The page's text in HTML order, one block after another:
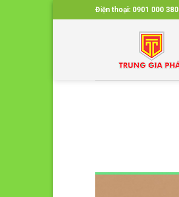
to
Điện thoại: 0901 000 380